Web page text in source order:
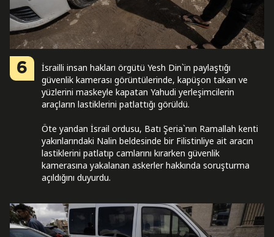
6
İsrailli insan hakları örgütü Yesh Din`in paylaştığı
güvenlik kamerası görüntülerinde, kapüşon takan ve
yüzlerini maskeyle kapatan Yahudi yerleşimcilerin
araçların lastiklerini patlattığı görüldü.
Öte yandan İsrail ordusu, Batı Şeria`nın Ramallah kenti
yakınlarındaki Nalin beldesinde bir Filistinliye ait aracın
lastiklerini patlatıp camlarını kırarken güvenlik
kamerasına yakalanan askerler hakkında soruşturma
açıldığını duyurdu.